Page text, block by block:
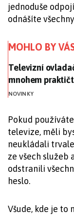
jednoduše
odnášíte
MOHLO BY
Televizní
Televizní
mnohem
NOVINKY
Pokud
televize, měli
neukládali
ze všech služeb
odstranili
heslo.
Všude, kde je to